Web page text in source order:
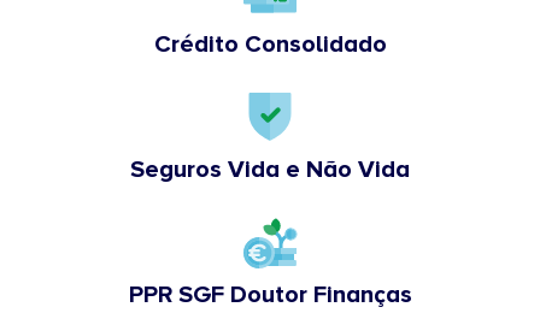
Crédito Consolidado
Seguros Vida e Não Vida
PPR SGF Doutor Finanças